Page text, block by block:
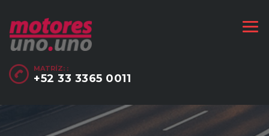
MATRÍZ: :
+52 33 3365 0011